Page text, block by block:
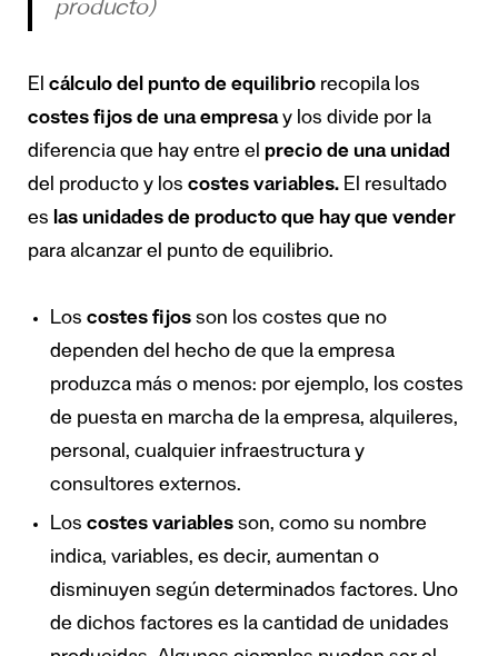
producto)
El cálculo del punto de equilibrio recopila los
costes fijos de una empresay los divide por la
diferencia que hay entre el precio de una unidad
del producto y los costes variables. El resultado
es las unidades de producto que hay que vender
para alcanzar el punto de equilibrio.
Los costes fijos son los costes que no
dependen del hecho de que la empresa
produzca más o menos: por ejemplo, los costes
de puesta en marcha de la empresa, alquileres,
personal, cualquier infraestructura y
consultores externos.
Los costes variables son, como su nombre
indica, variables, es decir, aumentan o
disminuyen según determinados factores. Uno
de dichos factores es la cantidad de unidades